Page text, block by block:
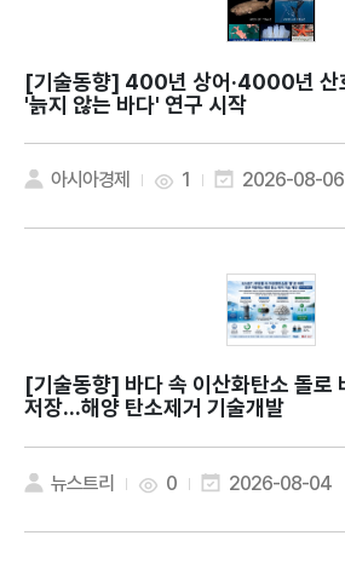
[기술동향]
'늙지 않는 바다' 연구 시작
아시아경제 1 2026-08-06
[기술동향]
저장...해양 탄소제거 기술개발
뉴스트리 0 2026-08-04